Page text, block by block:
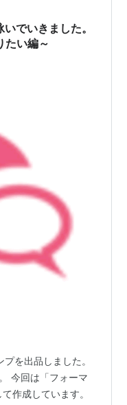
最中は気付きにく
でいきました。
たい編～
を出品しました。
今回は「フォーマ
作成しています。